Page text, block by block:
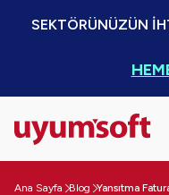
SEKTÖRÜNÜZÜN
Ana Sayfa Blog Yansıtma